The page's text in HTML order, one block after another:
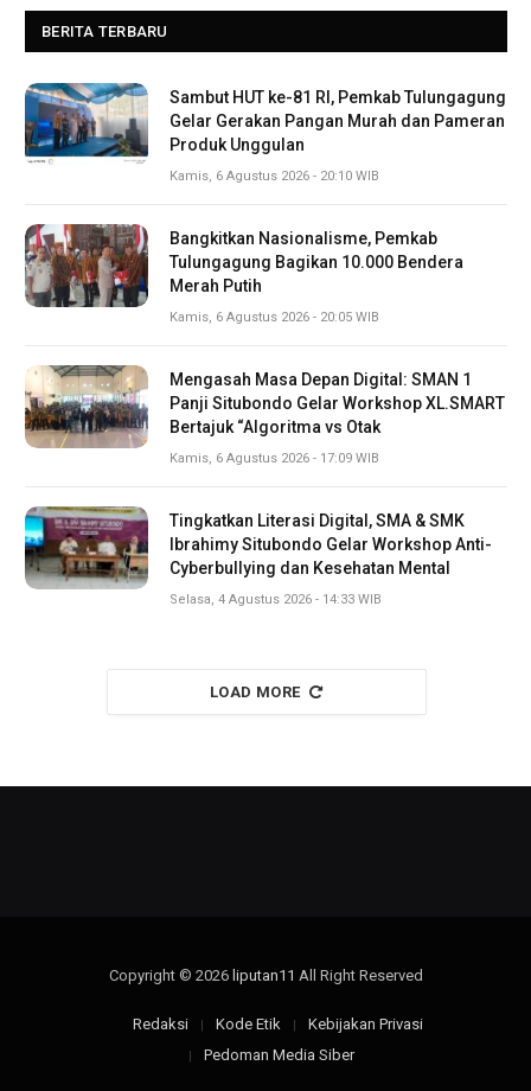
BERITA TERBARU
Sambut HUT ke-81 RI, Pemkab Tulungagung
Gelar Gerakan Pangan Murah dan Pameran
Produk Unggulan
Kamis, 6 Agustus 2026 - 20:10 WIB
Bangkitkan Nasionalisme, Pemkab
Tulungagung Bagikan 10.000 Bendera
Merah Putih
Kamis, 6 Agustus 2026 - 20:05 WIB
Mengasah Masa Depan Digital: SMAN 1
Panji Situbondo Gelar Workshop XL.SMART
Bertajuk “Algoritma vs Otak
Kamis, 6 Agustus 2026 - 17:09 WIB
Tingkatkan Literasi Digital, SMA & SMK
Ibrahimy Situbondo Gelar Workshop Anti-
Cyberbullying dan Kesehatan Mental
Selasa, 4 Agustus 2026 - 14:33 WIB
LOAD MORE
Copyright © 2026 liputan11 All Right Reserved
Redaksi Kode Etik
Kebijakan Privasi
Pedoman Media Siber